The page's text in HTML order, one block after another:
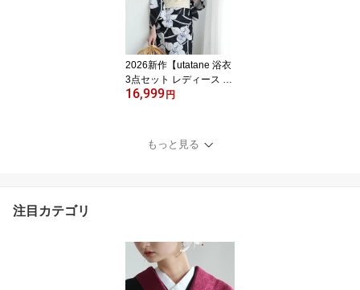
国内染色｜希少図案を現
代に復刻｜浴衣・帯・下
駄付き
2026新作【utatane 浴衣
3点セット レディース 高
級変わり織｜紺地にろう
生地・国内染色｜希少図
案を現代に復刻｜浴衣・
16,999円
もっと見る
注目カテゴリ